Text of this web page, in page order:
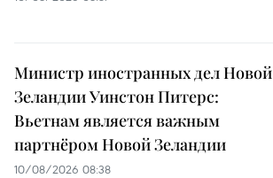
Министр иностранных дел Новой
Зеландии Уинстон Питерс:
Вьетнам является важным
партнёром Новой Зеландии
10/08/2026 08:38